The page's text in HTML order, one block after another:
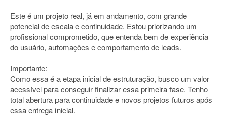
Este é um projeto real, já em andamento, com grande
potencial de escala e continuidade. Estou priorizando um
profissional comprometido, que entenda bem de experiência
do usuário, automações e comportamento de leads.
Importante:
Como essa é a etapa inicial de estruturação, busco um valor
acessível para conseguir finalizar essa primeira fase. Tenho
total abertura para continuidade e novos projetos futuros após
essa entrega inicial.